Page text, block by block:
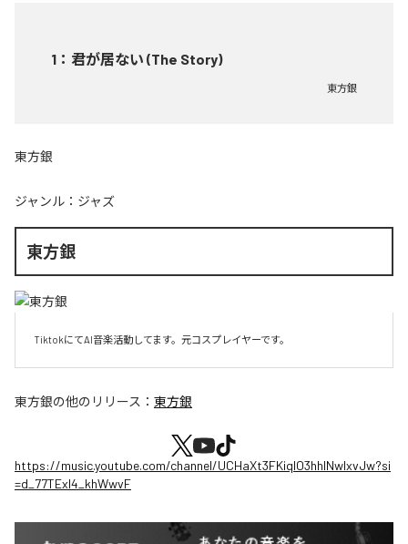
1 ： 君が居ない (The Story)
東方銀
東方銀
ジャンル： ジャズ
東方銀
TiktokにてAI音楽活動してます。元コスプレイヤーです。
東方銀の他のリリース： 東方銀
https://music.youtube.com/channel/UCHaXt3FKiqlO3hhlNwlxvJw?si
=d_77TExl4_khWwvF